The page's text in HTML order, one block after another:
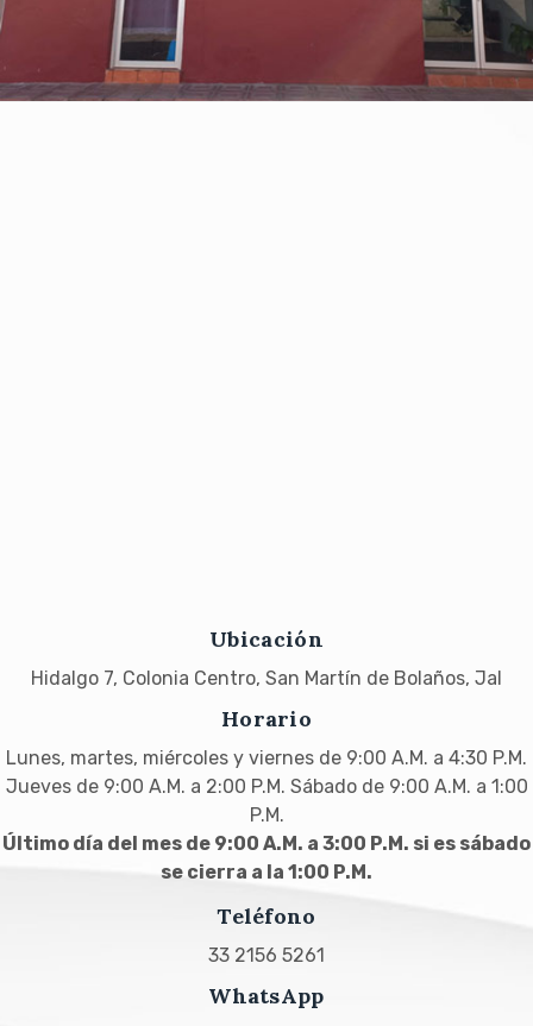
Ubicación
Hidalgo 7, Colonia Centro, San Martín de Bolaños, Jal
Horario
Lunes, martes, miércoles y viernes de 9:00 A.M. a 4:30 P.M.
Jueves de 9:00 A.M. a 2:00 P.M. Sábado de 9:00 A.M. a 1:00
P.M.
Último día del mes de 9:00 A.M. a 3:00 P.M. si es sábado
se cierra a la 1:00 P.M.
Teléfono
33 2156 5261
WhatsApp